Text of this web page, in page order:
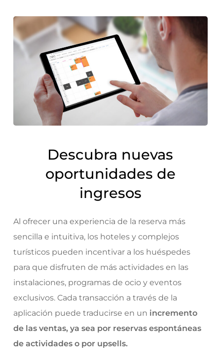
Descubra nuevas
oportunidades de
ingresos
Al ofrecer una experiencia de la reserva más
sencilla e intuitiva, los hoteles y complejos
turísticos pueden incentivar a los huéspedes
para que disfruten de más actividades en las
instalaciones, programas de ocio y eventos
exclusivos. Cada transacción a través de la
aplicación puede traducirse en un incremento
de las ventas, ya sea por reservas espontáneas
de actividades o por upsells.